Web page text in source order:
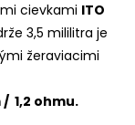
cievkami ITO
3,5 mililitra je
žeraviacimi
1,2 ohmu.